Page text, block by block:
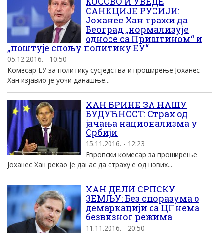
САНКЦИЈЕ РУСИЈИ:
Јоханес Хан тражи да
Београд „нормализује
односе са Приштином“ и
„поштује спољу политику ЕУ“
05.12.2016. - 10:50
Комесар ЕУ за политику сусједства и проширење Јоханес
Хан изјавио је уочи данашње...
ХАН БРИНЕ ЗА НАШУ
БУДУЋНОСТ: Страх од
јачања национализма у
Србији
15.11.2016. - 12:23
Европски комесар за проширење
Јоханес Хан рекао је данас да страхује од нових...
ХАН ДЕЛИ СРПСКУ
ЗЕМЉУ: Без споразума о
демаркациjи са ЦГ нема
безвизног режима
11.11.2016. - 20:50